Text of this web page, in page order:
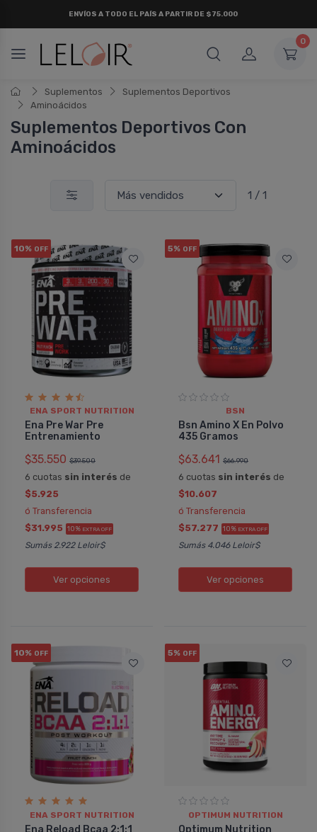
ENVÍOS A TODO EL PAÍS A PARTIR DE $75.000
0
Suplementos
Suplementos Deportivos
Aminoácidos
Suplementos Deportivos Con
Aminoácidos
1 / 1
10% OFF
ENA SPORT NUTRITION
Ena Pre War Pre
Entrenamiento
$35.550 $39.500
6 cuotas sin interés de
$5.925
ó Transferencia
$31.995 10% EXTRA OFF
Sumás 2.922 Leloir$
Ver opciones
5% OFF
BSN
Bsn Amino X En Polvo
435 Gramos
$63.641 $66.990
6 cuotas sin interés de
$10.607
ó Transferencia
$57.277 10% EXTRA OFF
Sumás 4.046 Leloir$
Ver opciones
10% OFF
ENA SPORT NUTRITION
Ena Reload Bcaa 2:1:1
5% OFF
OPTIMUM NUTRITION
Optimum Nutrition